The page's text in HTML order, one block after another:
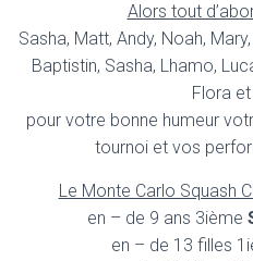
Alors tout
Sasha, Matt, Andy, Noah,
Baptistin, Sasha, Lhamo,
Flora et
pour votre bonne humeur
tournoi et vos
Le Monte Carlo Squash
en – de 9 ans 3ième
en – de 13 filles